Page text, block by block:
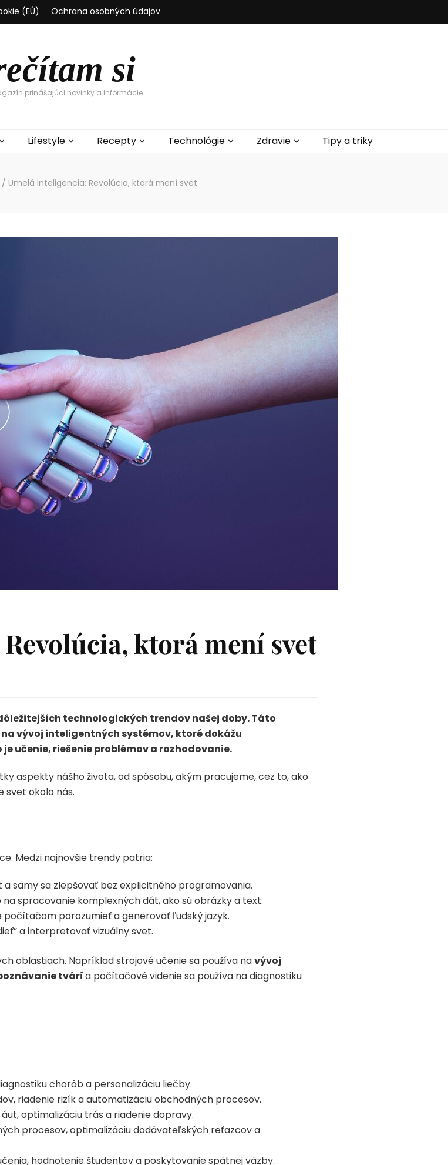
(EÚ) Ochrana osobných údajov
si
prinášajúci novinky a informácie
Lifestyle Recepty Technológie Zdravie Tipy a triky
/ Umelá inteligencia: Revolúcia, ktorá mení svet
ktorá mení svet
technologických trendov našej doby. Táto
vývoj inteligentných systémov, ktoré dokážu
učenie, riešenie problémov a rozhodovanie.
aspekty nášho života, od spôsobu, akým pracujeme, cez to, ako
svet okolo nás.
Medzi najnovšie trendy patria:
a samy sa zlepšovať bez explicitného programovania.
spracovanie komplexných dát, ako sú obrázky a text.
počítačom porozumieť a generovať ľudský jazyk.
a interpretovať vizuálny svet.
oblastiach. Napríklad strojové učenie sa používa navývoj
tváría počítačové videnie sa používa na diagnostiku
chorôb a personalizáciu liečby.
riadenie rizík a automatizáciu obchodných procesov.
optimalizáciu trás a riadenie dopravy.
procesov, optimalizáciu dodávateľských reťazcov a
hodnotenie študentov a poskytovanie spätnej väzby.